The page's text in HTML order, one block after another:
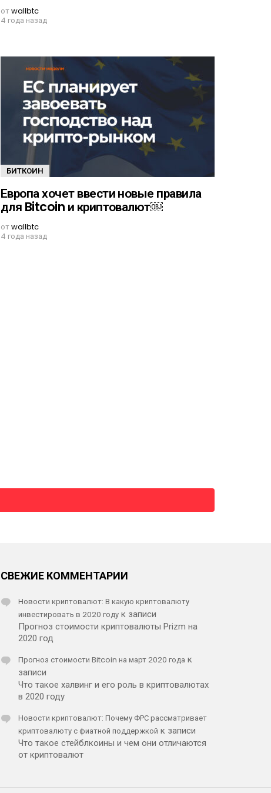
отwallbtc
4 года назад
БИТКОИН
Европа хочет ввести новые правила
для Bitcoin и криптовалют￼
отwallbtc
4 года назад
СВЕЖИЕ КОММЕНТАРИИ
Новости криптовалют: В какую криптовалюту
инвестировать в 2020 годук записи
Прогноз стоимости криптовалюты Prizm на
2020 год
Прогноз стоимости Bitcoin на март 2020 года к
записи
Что такое халвинг и его роль в криптовалютах
в 2020 году
Новости криптовалют: Почему ФРС рассматривает
криптовалюту с фиатной поддержкой к записи
Что такое стейблкоины и чем они отличаются
от криптовалют